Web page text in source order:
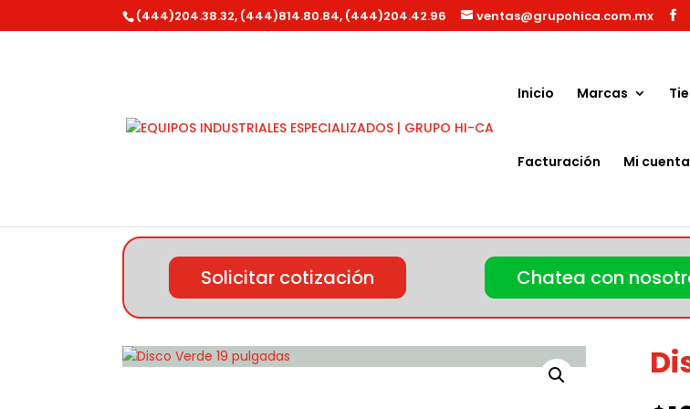
(444)204.38.32, (444)814.80.84, (444)204.42.96 ventas@grupohica.com.mx
Inicio Marcas
Facturación Mi cuenta
Solicitar cotización Chatea con